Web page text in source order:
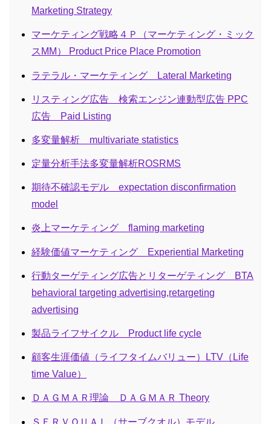
Marketing Strategy
マーケティング戦略４Ｐ（マーケティング・ミック
スMM） Product Price Place Promotion
ラテラル・マーケティング Lateral Marketing
リスティング広告 検索エンジン連動型広告 PPC
広告 Paid Listing
多変量解析 multivariate statistics
定量分析手法多変量解析ROSRMS
期待不確認モデル expectation disconfirmation
model
炎上マーケティング flaming marketing
経験価値マーケティング Experiential Marketing
行動ターゲティング広告とリターゲティング BTA
behavioral targeting advertising,retargeting
advertising
製品ライフサイクル Product life cycle
顧客生涯価値（ライフタイムバリュー）LTV（Life
time Value）
ＤＡＧＭＡＲ理論 ＤＡＧＭＡＲ Theory
ＳＥＲＶＱＵＡＬ（サーブクオル）モデル